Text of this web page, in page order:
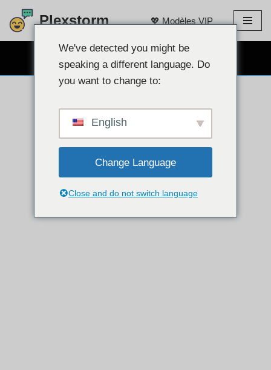
Aller
Plexstorm 💖 Modèles VIP
We've detected you might be
speaking a different language. Do
you want to change to:
English
Change Language
Close and do not switch language